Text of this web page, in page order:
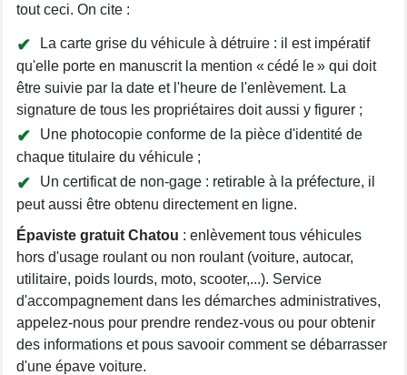
tout ceci. On cite :
La carte grise du véhicule à détruire : il est impératif
qu'elle porte en manuscrit la mention « cédé le » qui doit
être suivie par la date et l'heure de l'enlèvement. La
signature de tous les propriétaires doit aussi y figurer ;
Une photocopie conforme de la pièce d'identité de
chaque titulaire du véhicule ;
Un certificat de non-gage : retirable à la préfecture, il
peut aussi être obtenu directement en ligne.
Épaviste gratuit Chatou : enlèvement tous véhicules
hors d'usage roulant ou non roulant (voiture, autocar,
utilitaire, poids lourds, moto, scooter,...). Service
d'accompagnement dans les démarches administratives,
appelez-nous pour prendre rendez-vous ou pour obtenir
des informations et pous savooir comment se débarrasser
d'une épave voiture.